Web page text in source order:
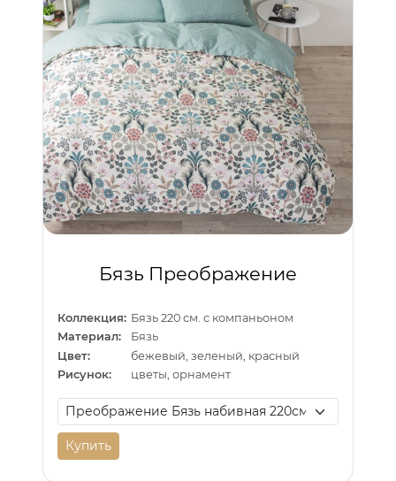
Бязь Преображение
Коллекция: Бязь 220 см. с компаньоном
Материал:
Бязь
Цвет:
бежевый, зеленый, красный
Рисунок:
цветы, орнамент
Купить